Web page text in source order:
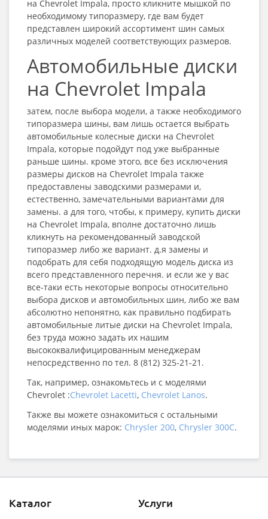
на Chevrolet Impala, просто кликните мышкой по
необходимому типоразмеру, где вам будет
представлен широкий ассортимент шин самых
различных моделей соответствующих размеров.
Автомобильные диски
на Chevrolet Impala
затем, после выбора модели, а также необходимого
типоразмера шины, вам лишь остается выбрать
автомобильные колесные диски на Chevrolet
Impala, которые подойдут под уже выбранные
раньше шины. кроме этого, все без исключения
размеры дисков на Chevrolet Impala также
предоставлены заводскими размерами и,
естественно, замечательными вариантами для
замены. а для того, чтобы, к примеру, купить диски
на Chevrolet Impala, вполне достаточно лишь
кликнуть на рекомендованный заводской
типоразмер либо же вариант. д.я замены и
подобрать для себя подходящую модель диска из
всего представленного перечня. и если же у вас
все-таки есть некоторые вопросы относительно
выбора дисков и автомобильных шин, либо же вам
абсолютно непонятно, как правильно подбирать
автомобильные литые диски на Chevrolet Impala,
без труда можно задать их нашим
высококвалифицированным менеджерам
непосредственно по тел. 8 (812) 325-21-21.
Так, например, ознакомьтесь и с моделями
Chevrolet :Chevrolet Lacetti, Chevrolet Lanos.
Также вы можете ознакомиться с остальными
моделями иных марок: Chrysler 200, Chrysler 300C.
Каталог Услуги